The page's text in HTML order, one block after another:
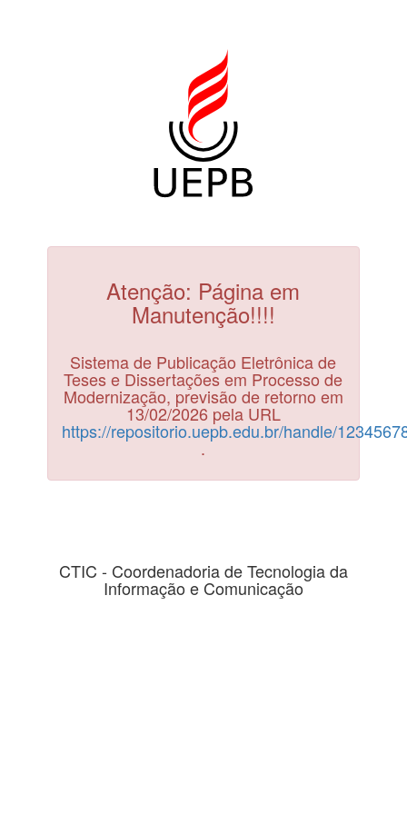
Atenção: Página em
Manutenção!!!!
Sistema de Publicação Eletrônica de
Teses e Dissertações em Processo de
Modernização, previsão de retorno em
13/02/2026 pela URL
https://repositorio.uepb.edu.br/handle/
.
CTIC - Coordenadoria de Tecnologia da
Informação e Comunicação